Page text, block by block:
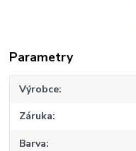
Parametry
Výrobce
Záruka
Barva